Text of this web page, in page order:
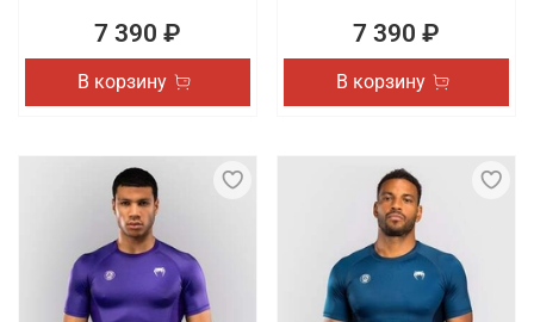
7 390 ₽
В корзину
7 390 ₽
В корзину